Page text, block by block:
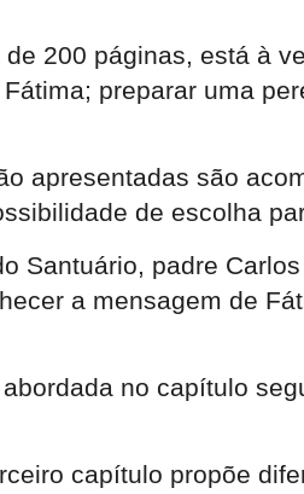
200 páginas, está à
preparar uma
apresentadas são
de escolha
Santuário, padre
a mensagem de
no capítulo
capítulo propõe